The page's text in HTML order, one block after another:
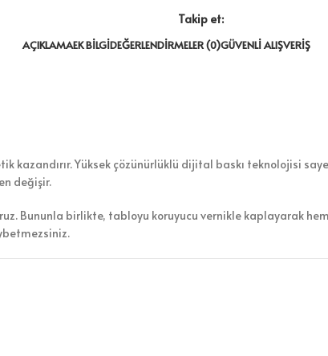
Takip et:
AÇIKLAMAEK BILGIDEĞERLENDIRMELER (0)GÜVENLI ALIŞVERIŞ
kazandırır. Yüksek çözünürlüklü dijital baskı teknolojisi
değişir.
Bununla birlikte, tabloyu koruyucu vernikle kaplayarak